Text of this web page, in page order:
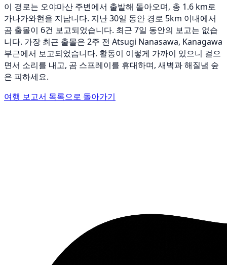
이 경로는 오야마산 주변에서 출발해 돌아오며, 총 1.6 km로
가나가와현을 지납니다. 지난 30일 동안 경로 5km 이내에서
곰 출몰이 6건 보고되었습니다. 최근 7일 동안의 보고는 없습
니다. 가장 최근 출몰은 2주 전 Atsugi Nanasawa, Kanagawa
부근에서 보고되었습니다. 활동이 이렇게 가까이 있으니 걸으
면서 소리를 내고, 곰 스프레이를 휴대하며, 새벽과 해질녘 숲
은 피하세요.
여행 보고서 목록으로 돌아가기